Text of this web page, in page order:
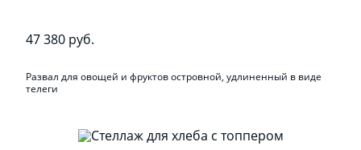
47 380 руб.
Развал для овощей и фруктов островной, удлиненный в виде
телеги